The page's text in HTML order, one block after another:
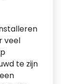
veel
te zijn